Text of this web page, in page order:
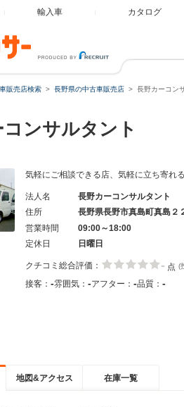
輸入車 カタログ
販売店検索 長野県の中古車販売店 長野カーコン
コンサルタント
気軽にご相談できる店、気軽に立ち寄れ
法人名
長野カーコンサルタント
住所
長野県長野市真島町真島２
営業時間
09:00～18:00
定休日
日曜日
クチコミ総合評価： - 点 (
接客： -雰囲気： -アフター： -品質： -
地図&アクセス 在庫一覧